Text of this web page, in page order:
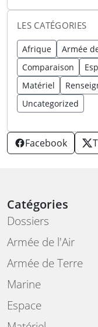
LES CATÉGORIES
Afrique Armée
Comparaison
Matériel
Uncategorized
Facebook
Catégories
Dossiers
Armée de l'Air
Armée de Terre
Marine
Espace